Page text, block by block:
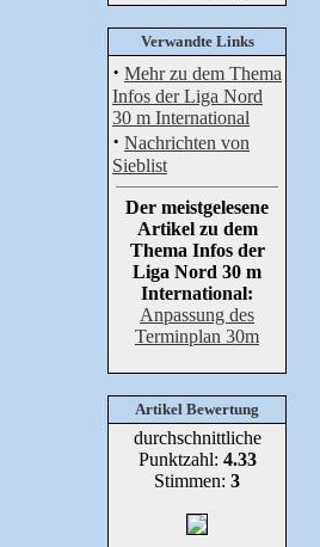
Verwandte Links
· Mehr zu dem Thema
Infos der Liga Nord
30 m International
· Nachrichten von
Sieblist
Der meistgelesene
Artikel zu dem
Thema Infos der
Liga Nord 30 m
International:
Anpassung des
Terminplan 30m
Artikel Bewertung
durchschnittliche
Punktzahl: 4.33
Stimmen: 3